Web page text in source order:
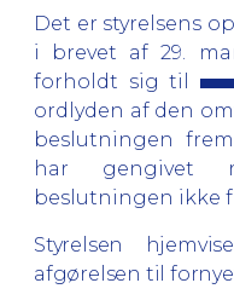
Det er styrelsens
i brevet af 29.
forholdt sig til
ordlyden af den
beslutningen
har gengivet
beslutningen ikke
Styrelsen
afgørelsen til